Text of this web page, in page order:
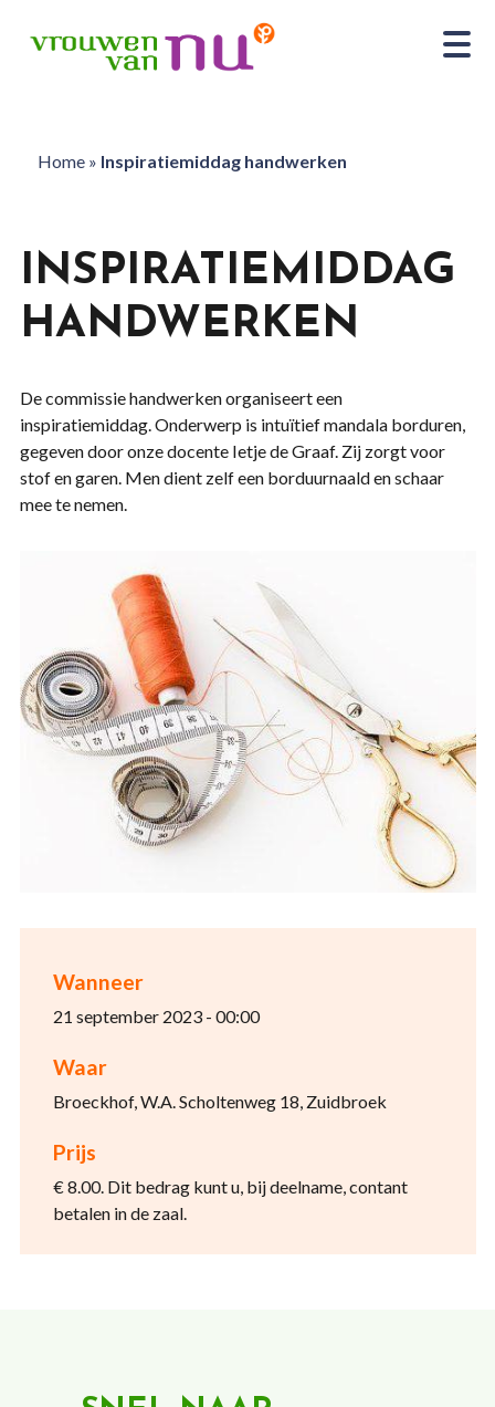
Home» Inspiratiemiddag handwerken
Wanneer
21 september 2023 - 00:00
Waar
Broeckhof, W.A. Scholtenweg 18, Zuidbroek
Prijs
€ 8.00. Dit bedrag kunt u, bij deelname, contant
betalen in de zaal.
INSPIRATIEMIDDAG
HANDWERKEN
De commissie handwerken organiseert een
inspiratiemiddag. Onderwerp is intuïtief mandala borduren,
gegeven door onze docente Ietje de Graaf. Zij zorgt voor
stof en garen. Men dient zelf een borduurnaald en schaar
mee te nemen.